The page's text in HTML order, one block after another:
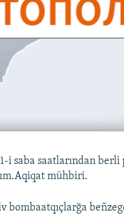
i saba saatlarından berli
mühbiri.
bombaatqıçlarğa